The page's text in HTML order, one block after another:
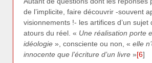
de l’implicite, faire découvrir -souvent
visionnements !- les artifices d’un sujet
atours du réel. « Une réalisation porte
idéologie », consciente ou non, « elle
innocente que l’écriture d’un livre »[6]